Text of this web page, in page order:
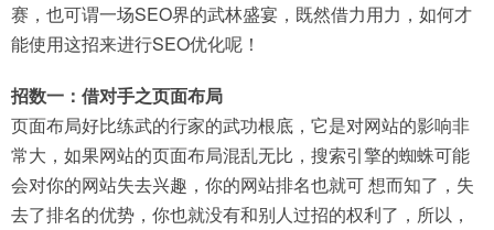
赛，也可谓一场SEO界的武林盛宴，既然借力用力，如何才
能使用这招来进行SEO优化呢！
招数一：借对手之页面布局
页面布局好比练武的行家的武功根底，它是对网站的影响非
常大，如果网站的页面布局混乱无比，搜索引擎的蜘蛛可能
会对你的网站失去兴趣，你的网站排名也就可 想而知了，失
去了排名的优势，你也就没有和别人过招的权利了，所以，